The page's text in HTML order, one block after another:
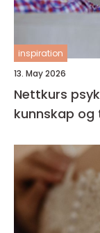
inspiration
13. May 2026
Nettkurs psykisk helse en
kunnskap